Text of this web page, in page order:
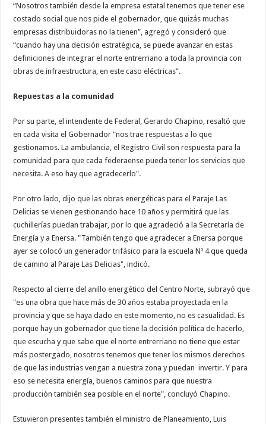
“Nosotros también desde la empresa estatal tenemos que tener ese
costado social que nos pide el gobernador, que quizás muchas
empresas distribuidoras no la tienen”, agregó y consideró que
“cuando hay una decisión estratégica, se puede avanzar en estas
definiciones de integrar el norte entrerriano a toda la provincia con
obras de infraestructura, en este caso eléctricas”.
Repuestas a la comunidad
Por su parte, el intendente de Federal, Gerardo Chapino, resaltó que
en cada visita el Gobernador "nos trae respuestas a lo que
gestionamos. La ambulancia, el Registro Civil son respuesta para la
comunidad para que cada federaense pueda tener los servicios que
necesita. A eso hay que agradecerlo".
Por otro lado, dijo que las obras energéticas para el Paraje Las
Delicias se vienen gestionando hace 10 años y permitirá que las
cuchillerías puedan trabajar, por lo que agradeció a la Secretaría de
Energía y a Enersa. "También tengo que agradecer a Enersa porque
ayer se colocó un generador trifásico para la escuela Nº 4 que queda
de camino al Paraje Las Delicias", indicó.
Respecto al cierre del anillo energético del Centro Norte, subrayó que
"es una obra que hace más de 30 años estaba proyectada en la
provincia y que se haya dado en este momento, no es casualidad. Es
porque hay un gobernador que tiene la decisión política de hacerlo,
que escucha y que sabe que el norte entrerriano no tiene que estar
más postergado, nosotros tenemos que tener los mismos derechos
de que las industrias vengan a nuestra zona y puedan invertir. Y para
eso se necesita energía, buenos caminos para que nuestra
producción también sea posible en el norte", concluyó Chapino.
Estuvieron presentes también el ministro de Planeamiento, Luis